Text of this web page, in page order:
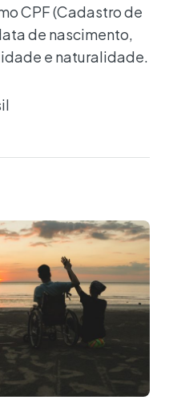
CPF (Cadastro de
de nascimento,
e naturalidade.